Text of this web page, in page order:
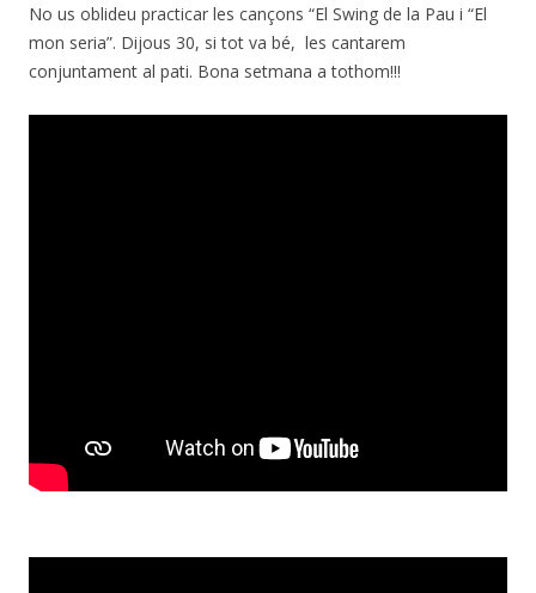
No us oblideu practicar les cançons “El Swing de la Pau i “El
mon seria”. Dijous 30, si tot va bé, les cantarem
conjuntament al pati. Bona setmana a tothom!!!